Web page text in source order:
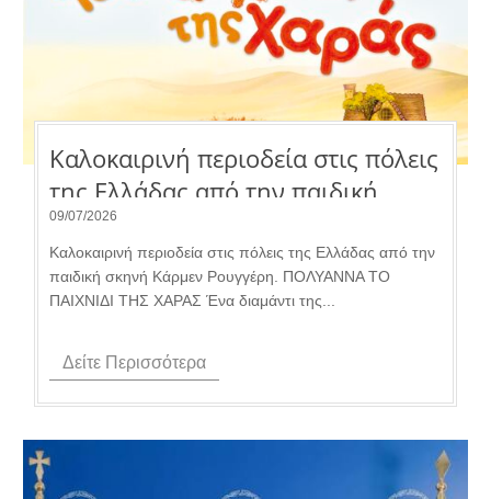
Καλοκαιρινή περιοδεία στις πόλεις
της Ελλάδας από την παιδική
σκηνή Κάρμεν Ρουγγέρη.
09/07/2026
Καλοκαιρινή περιοδεία στις πόλεις της Ελλάδας από την
παιδική σκηνή Κάρμεν Ρουγγέρη. ΠΟΛΥΑΝΝΑ ΤΟ
ΠΑΙΧΝΙΔΙ ΤΗΣ ΧΑΡΑΣ Ένα διαμάντι της...
Δείτε Περισσότερα